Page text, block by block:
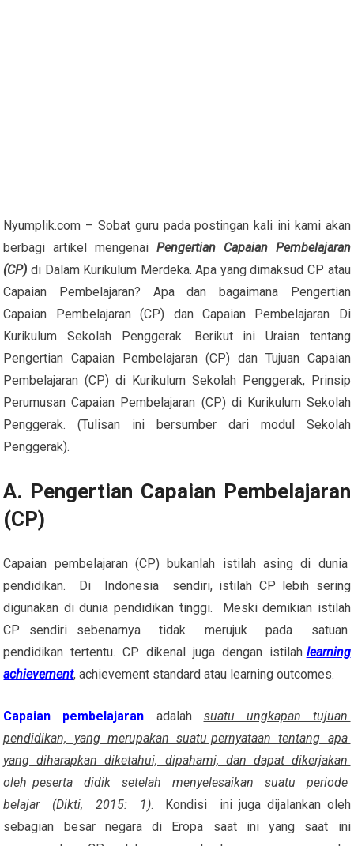
Nyumplik.com – Sobat guru pada postingan kali ini kami akan
berbagi artikel mengenai Pengertian Capaian Pembelajaran
(CP) di Dalam Kurikulum Merdeka. Apa yang dimaksud CP atau
Capaian Pembelajaran? Apa dan bagaimana Pengertian
Capaian Pembelajaran (CP) dan Capaian Pembelajaran Di
Kurikulum Sekolah Penggerak. Berikut ini Uraian tentang
Pengertian Capaian Pembelajaran (CP) dan Tujuan Capaian
Pembelajaran (CP) di Kurikulum Sekolah Penggerak, Prinsip
Perumusan Capaian Pembelajaran (CP) di Kurikulum Sekolah
Penggerak. (Tulisan ini bersumber dari modul Sekolah
Penggerak).
A. Pengertian Capaian Pembelajaran
(CP)
Capaian pembelajaran (CP) bukanlah istilah asing di dunia
pendidikan. Di Indonesia sendiri, istilah CP lebih sering
digunakan di dunia pendidikan tinggi. Meski demikian istilah
CP sendiri sebenarnya tidak merujuk pada satuan
pendidikan tertentu. CP dikenal juga dengan istilah learning
achievement, achievement standard atau learning outcomes.
Capaian pembelajaran adalah suatu ungkapan tujuan
pendidikan, yang merupakan suatu pernyataan tentang apa
yang diharapkan diketahui, dipahami, dan dapat dikerjakan
oleh peserta didik setelah menyelesaikan suatu periode
belajar (Dikti, 2015: 1). Kondisi ini juga dijalankan oleh
sebagian besar negara di Eropa saat ini yang saat ini